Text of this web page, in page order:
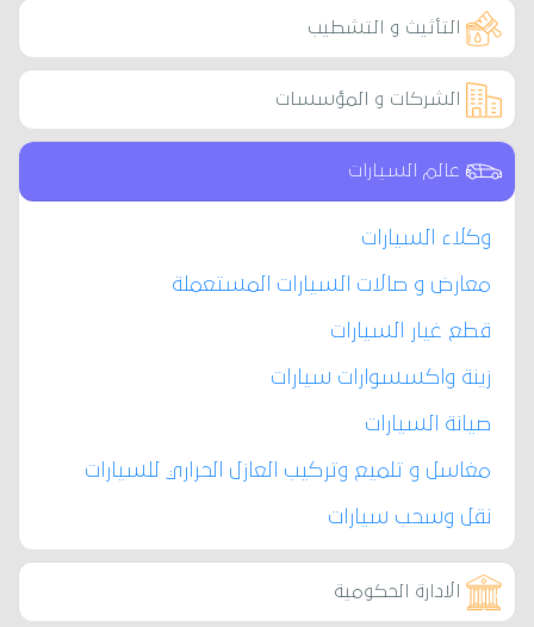
التأثيث و التشطيب
الشركات و المؤسسات
عالم السيارات
وكلاء السيارات
معارض و صالات السيارات المستعملة
قطع غيار السيارات
زينة واكسسوارات سيارات
صيانة السيارات
مغاسل و تلميع وتركيب العازل الحراري للسيارات
نقل وسحب سيارات
الادارة الحكومية